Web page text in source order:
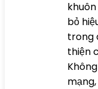
bỏ
trong
thiện